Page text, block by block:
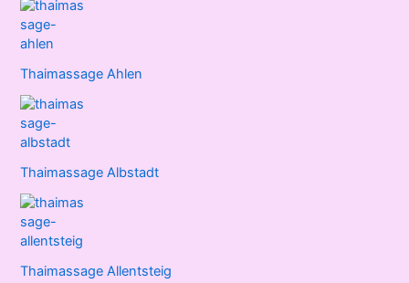
Thaimassage Ahlen
Thaimassage Albstadt
Thaimassage Allentsteig